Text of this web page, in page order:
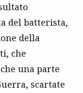
del batterista,
della
che
una parte
scartate